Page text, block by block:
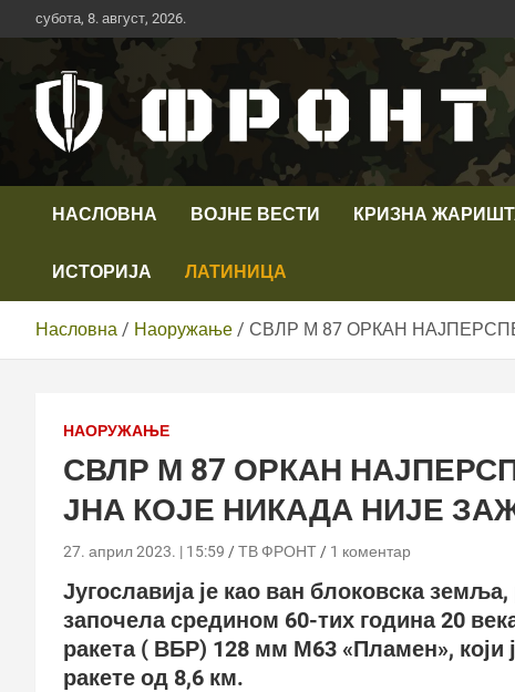
Скип
то
субота, 8. август, 2026.
Телевизија ФРОНТ
НАСЛОВНА ВОЈНЕ ВЕСТИ КРИЗНА
ИСТОРИЈА ЛАТИНИЦА
Насловна Наоружање СВЛР М 87 ОРКАН
НАОРУЖАЊЕ
СВЛР М 87 ОРКАН
ЈНА КОЈЕ НИКАДА НИЈЕ
27. април 2023. | 15:59 ТВ ФРОНТ 1 коментар
Југославија је као ван блоковска
започела средином 60-тих година 20
ракета ( ВБР) 128 мм М63 «Пламен»,
ракете од 8,6 км.